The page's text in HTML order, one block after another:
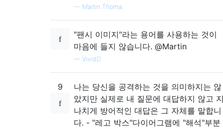
— Martin Thoma
"팬시 이미지"라는 용어를 사용하는 것이
마음에 들지 않습니다. @Martin
— VividD
9
나는 당신을 공격하는 것을 의미하지는 않
았지만 실제로 내 질문에 대답하지 않고
나치게 방어적인 대답은 그 자체를 말합니
다. - "레고 박스"다이어그램에 "해석"부분